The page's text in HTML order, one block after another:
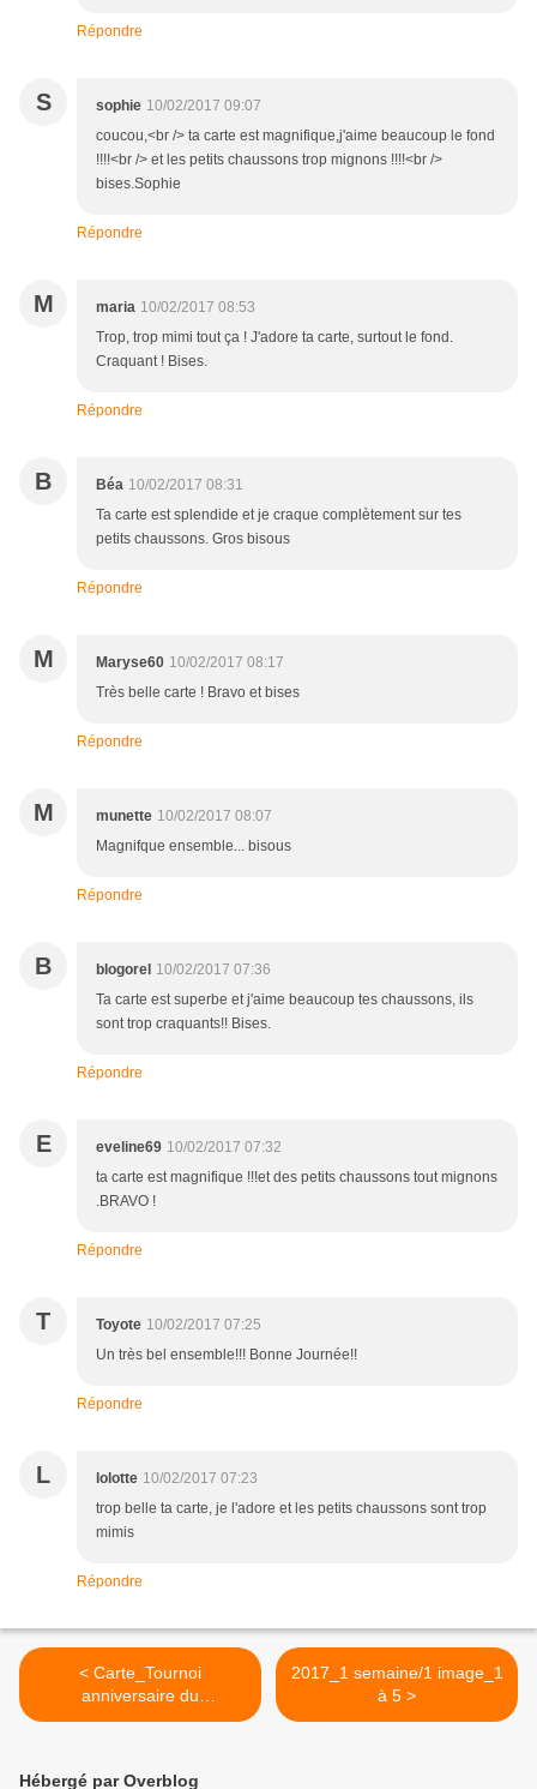
Répondre
S sophie 10/02/2017 09:07
coucou,<br /> ta carte est magnifique,j'aime beaucoup le fond
!!!!<br /> et les petits chaussons trop mignons !!!!<br />
bises.Sophie
Répondre
M maria 10/02/2017 08:53
Trop, trop mimi tout ça ! J'adore ta carte, surtout le fond.
Craquant ! Bises.
Répondre
B Béa 10/02/2017 08:31
Ta carte est splendide et je craque complètement sur tes
petits chaussons. Gros bisous
Répondre
M Maryse60 10/02/2017 08:17
Très belle carte ! Bravo et bises
Répondre
M munette 10/02/2017 08:07
Magnifque ensemble... bisous
Répondre
B blogorel 10/02/2017 07:36
Ta carte est superbe et j'aime beaucoup tes chaussons, ils
sont trop craquants!! Bises.
Répondre
E eveline69 10/02/2017 07:32
ta carte est magnifique !!!et des petits chaussons tout mignons
.BRAVO !
Répondre
T Toyote 10/02/2017 07:25
Un très bel ensemble!!! Bonne Journée!!
Répondre
L lolotte 10/02/2017 07:23
trop belle ta carte, je l'adore et les petits chaussons sont trop
mimis
Répondre
< Carte_Tournoi
anniversaire du
Créablabla_ La Chandeleur
2017_1 semaine/1 image_1
à 5 >
Hébergé par Overblog